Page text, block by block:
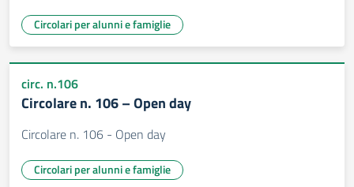
Circolari per alunni e famiglie
circ. n.106
Circolare n. 106 – Open day
Circolare n. 106 - Open day
Circolari per alunni e famiglie